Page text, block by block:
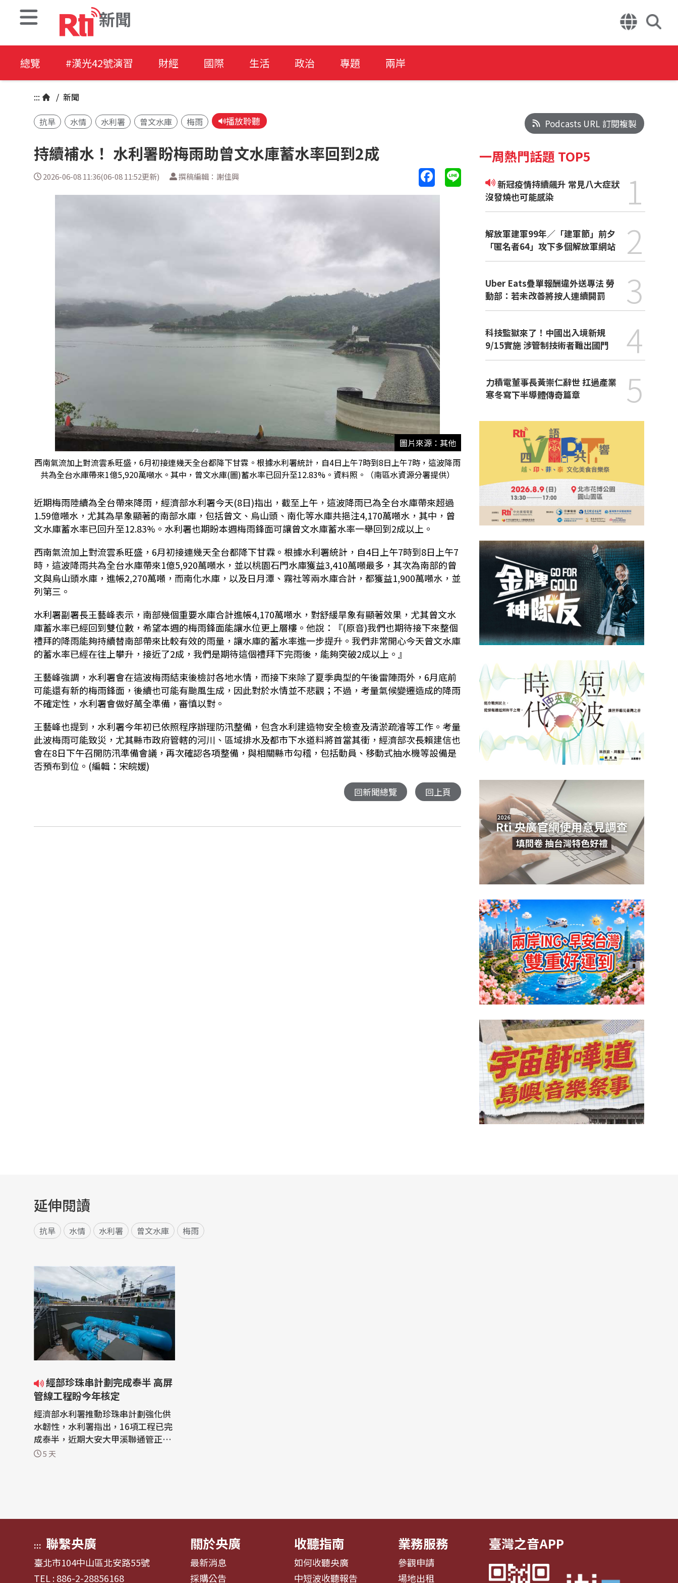
新聞
總覽 #漢光42號演習 財經 國際 生活 政治 專題 兩岸
::: / 新聞
抗旱 水情 水利署 曾文水庫 梅雨 播放聆聽
持續補水！ 水利署盼梅雨助曾文水庫蓄水率回到2成
2026-06-08 11:36(06-08 11:52更新) 撰稿編輯：謝佳興
圖片來源：其他
西南氣流加上對流雲系旺盛，6月初接連幾天全台都降下甘霖。根據水利署統計，自4日上午7時到8日上午7時，這波降雨
共為全台水庫帶來1億5,920萬噸水。其中，曾文水庫(圖)蓄水率已回升至12.83%。資料照。（南區水資源分署提供）
近期梅雨陸續為全台帶來降雨，經濟部水利署今天(8日)指出，截至上午，這波降雨已為全台水庫帶來超過
1.59億噸水，尤其為旱象顯著的南部水庫，包括曾文、烏山頭、南化等水庫共挹注4,170萬噸水，其中，曾
文水庫蓄水率已回升至12.83%。水利署也期盼本週梅雨鋒面可讓曾文水庫蓄水率一舉回到2成以上。
西南氣流加上對流雲系旺盛，6月初接連幾天全台都降下甘霖。根據水利署統計，自4日上午7時到8日上午7
時，這波降雨共為全台水庫帶來1億5,920萬噸水，並以桃園石門水庫獲益3,410萬噸最多，其次為南部的曾
文與烏山頭水庫，進帳2,270萬噸，而南化水庫，以及日月潭、霧社等兩水庫合計，都獲益1,900萬噸水，並
列第三。
水利署副署長王藝峰表示，南部幾個重要水庫合計進帳4,170萬噸水，對舒緩旱象有顯著效果，尤其曾文水
庫蓄水率已經回到雙位數，希望本週的梅雨鋒面能讓水位更上層樓。他說：『(原音)我們也期待接下來整個
禮拜的降雨能夠持續替南部帶來比較有效的雨量，讓水庫的蓄水率進一步提升。我們非常開心今天曾文水庫
的蓄水率已經在往上攀升，接近了2成，我們是期待這個禮拜下完雨後，能夠突破2成以上。』
王藝峰強調，水利署會在這波梅雨結束後檢討各地水情，而接下來除了夏季典型的午後雷陣雨外，6月底前
可能還有新的梅雨鋒面，後續也可能有颱風生成，因此對於水情並不悲觀；不過，考量氣候變遷造成的降雨
不確定性，水利署會做好萬全準備，審慎以對。
王藝峰也提到，水利署今年初已依照程序辦理防汛整備，包含水利建造物安全檢查及清淤疏濬等工作。考量
此波梅雨可能致災，尤其縣市政府管轄的河川、區域排水及都市下水道料將首當其衝，經濟部次長賴建信也
會在8日下午召開防汛準備會議，再次確認各項整備，與相關縣市勾稽，包括動員、移動式抽水機等設備是
否預布到位。(編輯：宋皖媛)
回新聞總覽 回上頁
Podcasts URL 訂閱複製
一周熱門話題 TOP5
新冠疫情持續飆升 常見八大症狀
沒發燒也可能感染
1
解放軍建軍99年／「建軍節」前夕
「匿名者64」攻下多個解放軍網站
2
Uber Eats疊單報酬違外送專法 勞
動部：若未改善將按人連續開罰
3
科技監獄來了！中國出入境新規
9/15實施 涉管制技術者難出國門
4
力積電董事長黃崇仁辭世 扛過產業
寒冬寫下半導體傳奇篇章
5
延伸閱讀
抗旱 水情 水利署 曾文水庫 梅雨
經部珍珠串計劃完成泰半 高屏
管線工程盼今年核定
經濟部水利署推動珍珠串計劃強化供
水韌性，水利署指出，16項工程已完
成泰半，近期大安大甲溪聯通管正式
通水，其餘包括新北三重到蘆洲管網
5 天
::: 聯繫央廣
臺北市104中山區北安路55號
TEL : 886-2-28856168
關於央廣
最新消息
採購公告
收聽指南
如何收聽央廣
中短波收聽報告
業務服務
參觀申請
場地出租
臺灣之音APP